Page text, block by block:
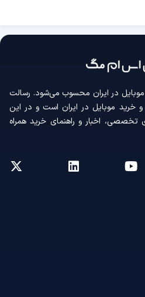
در ایران محسوب می‌شود. رسالت
خرید موبایل در ایران است و در این
تخصصی، اخبار و راهنمای خرید همراه